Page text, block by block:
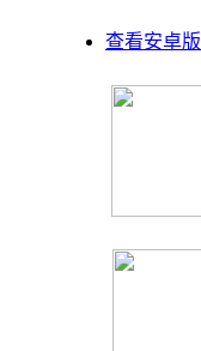
查看安卓版